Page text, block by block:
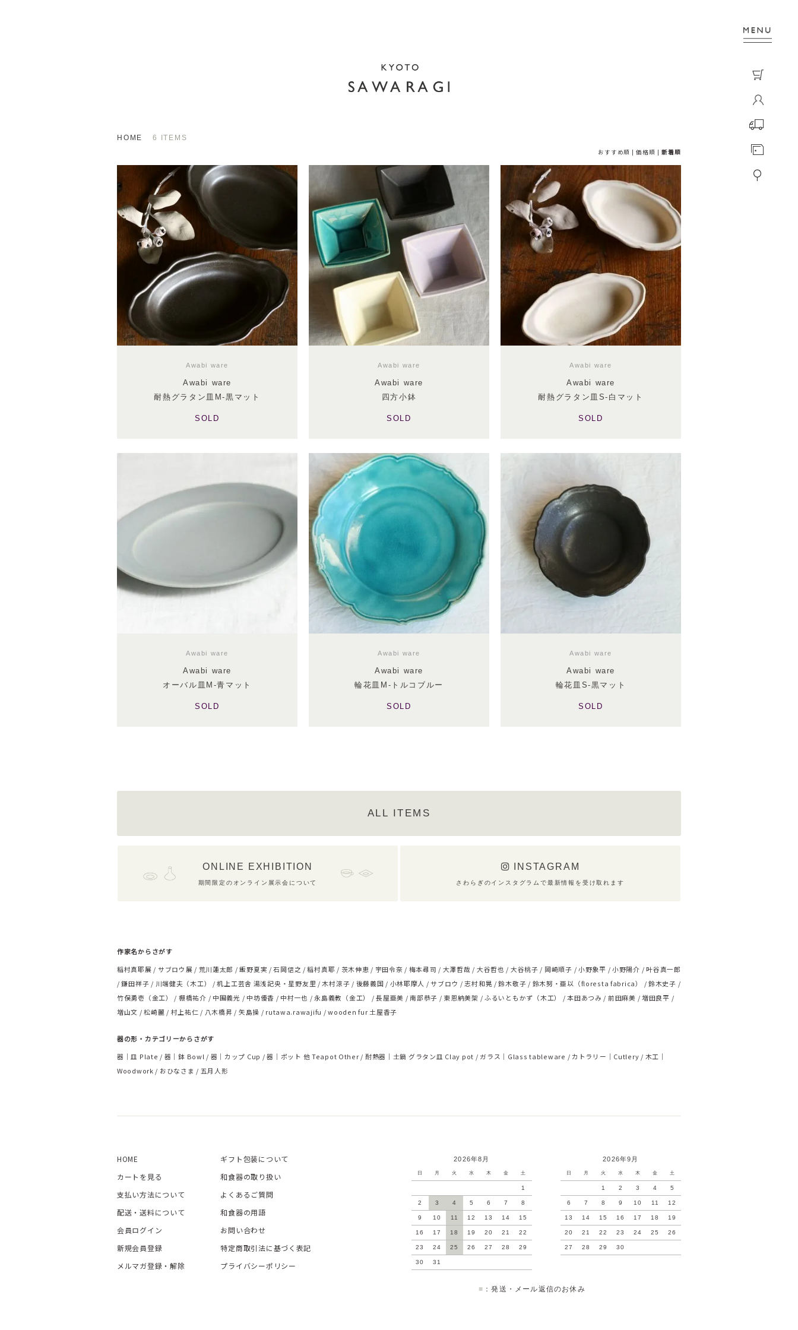
HOME
6 ITEMS
おすすめ順 |価格順 |新着順
Awabi ware
Awabi ware
耐熱グラタン皿M-黒マット
SOLD
Awabi ware
Awabi ware
四方小鉢
SOLD
Awabi ware
Awabi ware
耐熱グラタン皿S-白マット
SOLD
Awabi ware
Awabi ware
オーバル皿M-青マット
SOLD
Awabi ware
Awabi ware
輪花皿M-トルコブルー
SOLD
Awabi ware
Awabi ware
輪花皿S-黒マット
SOLD
ALL ITEMS
ONLINE EXHIBITION
期間限定のオンライン展示会について
INSTAGRAM
さわらぎのインスタグラムで最新情報を受け取れます
作家名からさがす
稲村真耶展
サブロウ展 荒川蓮太郎 飯野夏実 石岡信之 稲村真耶 茨木伸恵 宇田令奈 梅本尋司 大澤哲哉 大谷哲也 大谷桃子 岡崎順子 小野象平 小野陽介
叶谷真一郎
鎌田祥子
川端健夫（木工） 机上工芸舎 湯浅記央・星野友里 木村涼子 後藤義国 小林耶摩人 サブロウ 志村和晃 鈴木敬子 鈴木努・亜以（floresta fabrica）
鈴木史子
竹俣勇壱（金工）
棚橋祐介 中囿義光 中坊優香 中村一也 永島義教（金工） 長屋亜美 南部恭子 東恩納美架 ふるいともかず（木工） 本田あつみ 前田麻美
増田良平
増山文
松崎麗 村上祐仁 八木橋昇 矢島操 rutawa.rawajifu wooden fur 土屋香子
器の形・カテゴリーからさがす
器｜皿 Plate
器｜鉢 Bowl 器｜カップ Cup 器｜ポット 他 Teapot Other 耐熱器｜土鍋 グラタン皿 Clay pot ガラス｜Glass tableware カトラリー｜Cutlery
木工｜
Woodwork
おひなさま 五月人形
HOME
カートを見る
支払い方法について
配送・送料について
会員ログイン
新規会員登録
メルマガ登録・解除
ギフト包装について
和食器の取り扱い
よくあるご質問
和食器の用語
お問い合わせ
特定商取引法に基づく表記
プライバシーポリシー
2026年8月
日 月 火 水 木 金 土
1
2 3 4 5 6 7 8
9 10 11 12 13 14 15
16 17 18 19 20 21 22
23 24 25 26 27 28 29
30 31
2026年9月
日 月 火 水 木 金 土
1 2 3 4 5
6 7 8 9 10 11 12
13 14 15 16 17 18 19
20 21 22 23 24 25 26
27 28 29 30
■ ：発送・メール返信のお休み